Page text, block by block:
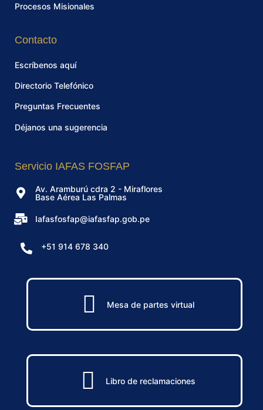
Procesos Misionales
Contacto
Escríbenos aquí
Directorio Telefónico
Preguntas Frecuentes
Déjanos una sugerencia
Servicio IAFAS FOSFAP
Av. Aramburú cdra 2 - Miraflores
Base Aérea Las Palmas
Iafasfosfap@iafasfap.gob.pe
+51 914 678 340
Mesa de partes virtual
Libro de reclamaciones